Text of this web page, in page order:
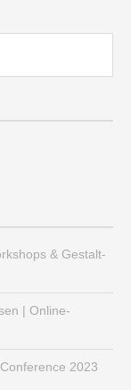
& Gestalt-
| Online-
2023